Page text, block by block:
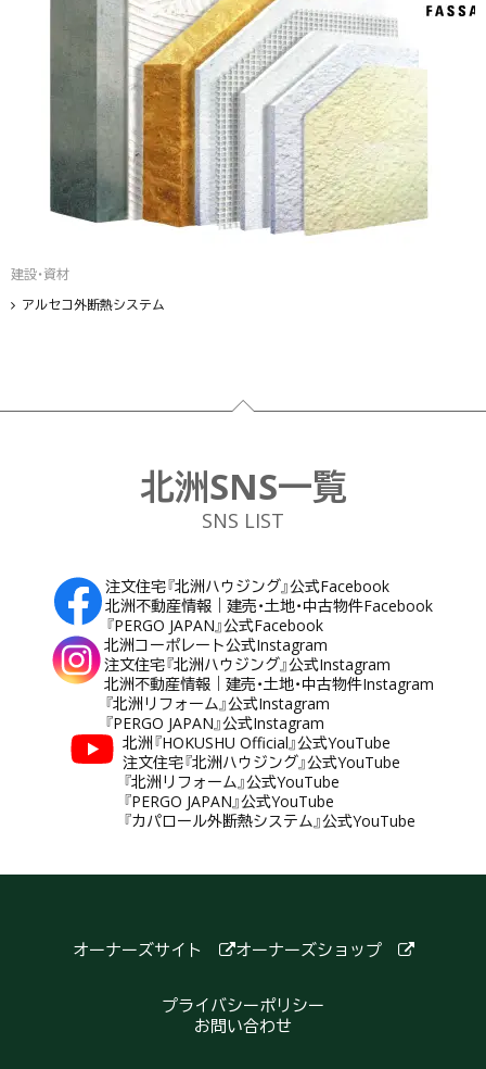
建設・資材
アルセコ外断熱システム
フッター
北洲SNS一覧
SNS LIST
注文住宅『北洲ハウジング』公式Facebook
北洲不動産情報｜建売・土地・中古物件Facebook
『PERGO JAPAN』公式Facebook
北洲コーポレート公式Instagram
注文住宅『北洲ハウジング』公式Instagram
北洲不動産情報｜建売・土地・中古物件Instagram
『北洲リフォーム』公式Instagram
『PERGO JAPAN』公式Instagram
北洲『HOKUSHU Official』公式YouTube
注文住宅『北洲ハウジング』公式YouTube
『北洲リフォーム』公式YouTube
『PERGO JAPAN』公式YouTube
『カパロール外断熱システム』公式YouTube
オーナーズサイト オーナーズショップ
プライバシーポリシー
お問い合わせ